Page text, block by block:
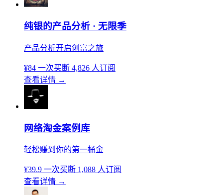
纯银的产品分析 · 无限季
产品分析开启创富之旅
¥84 一次买断 4,826 人订阅
查看详情 →
网络淘金案例库
轻松赚到你的第一桶金
¥39.9 一次买断 1,088 人订阅
查看详情 →